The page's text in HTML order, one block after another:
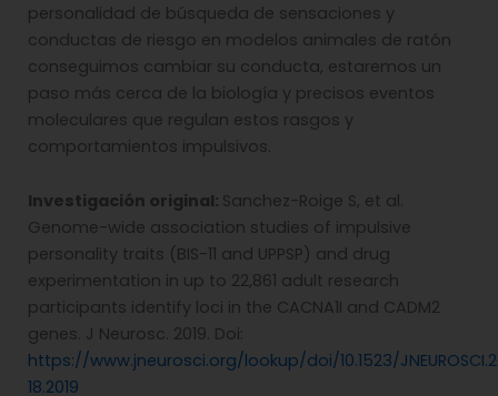
personalidad de búsqueda de sensaciones y
conductas de riesgo en modelos animales de ratón
conseguimos cambiar su conducta, estaremos un
paso más cerca de la biología y precisos eventos
moleculares que regulan estos rasgos y
comportamientos impulsivos.
Investigación original: Sanchez-Roige S, et al.
Genome-wide association studies of impulsive
personality traits (BIS-11 and UPPSP) and drug
experimentation in up to 22,861 adult research
participants identify loci in the CACNA1I and CADM2
genes. J Neurosc. 2019. Doi:
https://www.jneurosci.org/lookup/doi/10.1523/
18.2019